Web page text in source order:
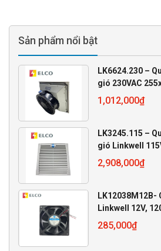
Sản phẩm nổi bật
LK6624.230 –
gió 230VAC
1,012,000₫
LK3245.115 –
gió Linkwell
2,908,000₫
LK12038M12B-
285,000₫